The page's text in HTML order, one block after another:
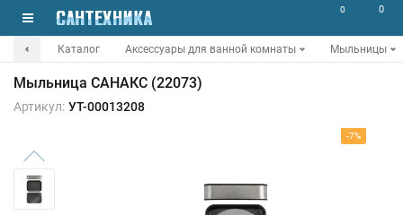
0 0
Каталог Аксессуары для ванной комнаты Мыльницы
Мыльница САНАКС (22073)
Артикул: УТ-00013208
-7%